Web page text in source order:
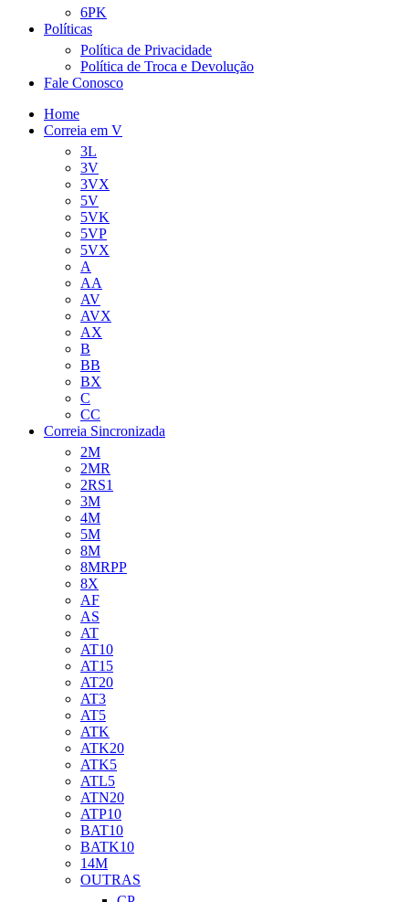
6PK
Políticas
Política de Privacidade
Política de Troca e Devolução
Fale Conosco
Home
Correia em V
3L
3V
3VX
5V
5VK
5VP
5VX
A
AA
AV
AVX
AX
B
BB
BX
C
CC
Correia Sincronizada
2M
2MR
2RS1
3M
4M
5M
8M
8MRPP
8X
AF
AS
AT
AT10
AT15
AT20
AT3
AT5
ATK
ATK20
ATK5
ATL5
ATN20
ATP10
BAT10
BATK10
14M
OUTRAS